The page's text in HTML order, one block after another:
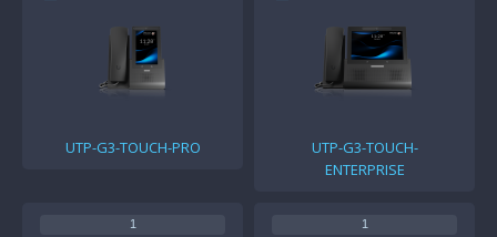
UTP-G3-TOUCH-PRO
UTP-G3-TOUCH-
ENTERPRISE
1
1